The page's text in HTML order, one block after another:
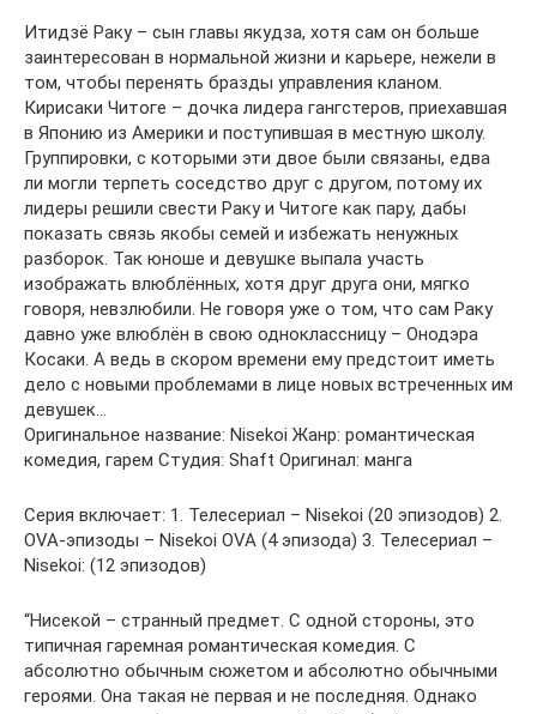
Итидзё Раку – сын главы якудза, хотя сам он больше
заинтересован в нормальной жизни и карьере, нежели в
том, чтобы перенять бразды управления кланом.
Кирисаки Читоге – дочка лидера гангстеров, приехавшая
в Японию из Америки и поступившая в местную школу.
Группировки, с которыми эти двое были связаны, едва
ли могли терпеть соседство друг с другом, потому их
лидеры решили свести Раку и Читоге как пару, дабы
показать связь якобы семей и избежать ненужных
разборок. Так юноше и девушке выпала участь
изображать влюблённых, хотя друг друга они, мягко
говоря, невзлюбили. Не говоря уже о том, что сам Раку
давно уже влюблён в свою одноклассницу – Онодэра
Косаки. А ведь в скором времени ему предстоит иметь
дело с новыми проблемами в лице новых встреченных им
девушек…
Оригинальное название: Nisekoi Жанр: романтическая
комедия, гарем Студия: Shaft Оригинал: манга
Серия включает: 1. Телесериал – Nisekoi (20 эпизодов) 2.
OVA-эпизоды – Nisekoi OVA (4 эпизода) 3. Телесериал –
Nisekoi: (12 эпизодов)
“Нисекой – странный предмет. С одной стороны, это
типичная гаремная романтическая комедия. С
абсолютно обычным сюжетом и абсолютно обычными
героями. Она такая не первая и не последняя. Однако